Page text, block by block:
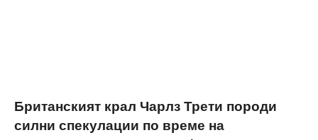
Британският крал Чарлз Трети породи
силни спекулации по време на